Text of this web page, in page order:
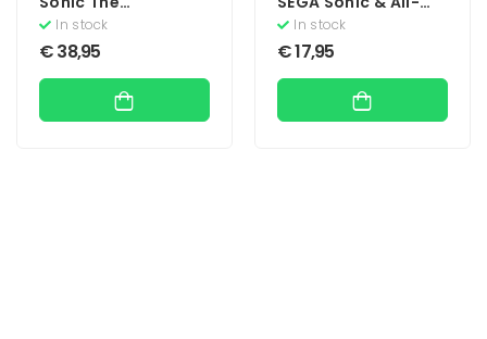
Hedgehog
In stock
€38,95
Stars Racing
Transformed
(Essentials)
In stock
€17,95